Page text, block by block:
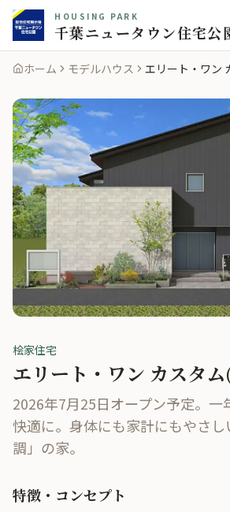
HOUSING PARK
千葉ニュータウン住宅公
ホーム モデルハウス エリート・ワン
桧家住宅
エリート・ワン カスタ
2026年7月25日オープン予定。一
快適に。身体にも家計にもやさ
調」の家。
特徴・コンセプト